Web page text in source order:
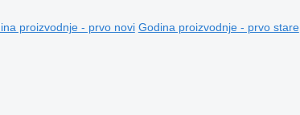
proizvodnje - prvo novi Godina proizvodnje - prvo stare